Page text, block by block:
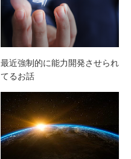
最近強制的に能力開発させられ
てるお話